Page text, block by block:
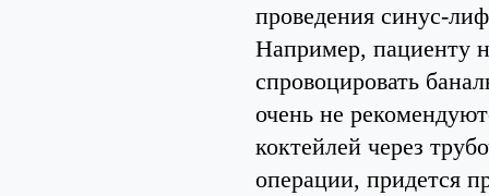
проведения синус-
Например, пациенту
спровоцировать
очень не
коктейлей через
операции, придется